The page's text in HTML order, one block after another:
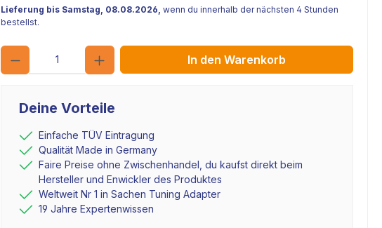
Lieferung bis Samstag, 08.08.2026, wenn du innerhalb der nächsten 4 Stunden
bestellst.
Anzahl
In den Warenkorb
Deine Vorteile
Einfache TÜV Eintragung
Qualität Made in Germany
Faire Preise ohne Zwischenhandel, du kaufst direkt beim
Hersteller und Enwickler des Produktes
Weltweit Nr 1 in Sachen Tuning Adapter
19 Jahre Expertenwissen